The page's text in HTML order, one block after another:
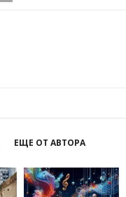
ЕЩЕ ОТ АВТОРА